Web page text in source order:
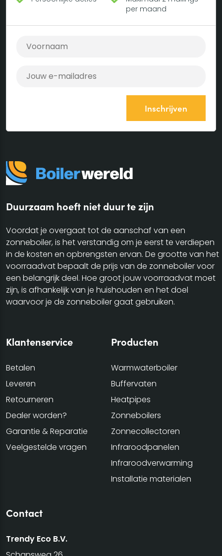
per maand
Duurzaam hoeft niet duur te zijn
Voordat je overgaat tot de aanschaf van een
zonneboiler, is het verstandig om je eerst te verdiepen
in de kosten en opbrengsten ervan. De grootte van het
voorraadvat bepaalt de prijs van de zonneboiler voor
een belangrijk deel. Hoe groot jouw voorraadvat moet
zijn, is afhankelijk van je huishouden en het doel
waarvoor je de zonneboiler gaat gebruiken.
Klantenservice
Betalen
Leveren
Retourneren
Dealer worden?
Garantie & Reparatie
Veelgestelde vragen
Producten
Warmwaterboiler
Buffervaten
Heatpipes
Zonneboilers
Zonnecollectoren
Infraroodpanelen
Infraroodverwarming
Installatie materialen
Contact
Trendy Eco B.V.